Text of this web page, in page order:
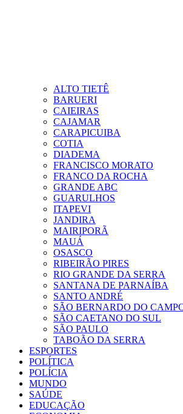
ALTO TIETÊ
BARUERI
CAIEIRAS
CAJAMAR
CARAPICUIBA
COTIA
DIADEMA
FRANCISCO MORATO
FRANCO DA ROCHA
GRANDE ABC
GUARULHOS
ITAPEVI
JANDIRA
MAIRIPORÃ
MAUÁ
OSASCO
RIBEIRÃO PIRES
RIO GRANDE DA SERRA
SANTANA DE PARNAÍBA
SANTO ANDRÉ
SÃO BERNARDO DO
SÃO CAETANO DO SUL
SÃO PAULO
TABOÃO DA SERRA
ESPORTES
POLÍTICA
POLÍCIA
MUNDO
SAÚDE
EDUCAÇÃO